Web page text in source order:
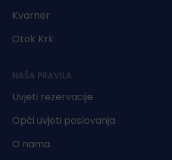
Kvarner
Otok Krk
NAŠA PRAVILA
Uvjeti rezervacije
Opći uvjeti poslovanja
O nama